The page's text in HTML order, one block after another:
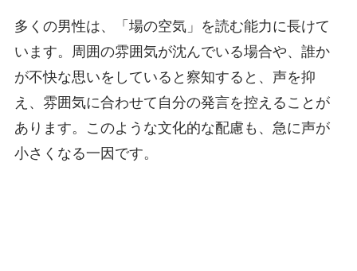
多くの男性は、「場の空気」を読む能力に長けて
います。周囲の雰囲気が沈んでいる場合や、誰か
が不快な思いをしていると察知すると、声を抑
え、雰囲気に合わせて自分の発言を控えることが
あります。このような文化的な配慮も、急に声が
小さくなる一因です。